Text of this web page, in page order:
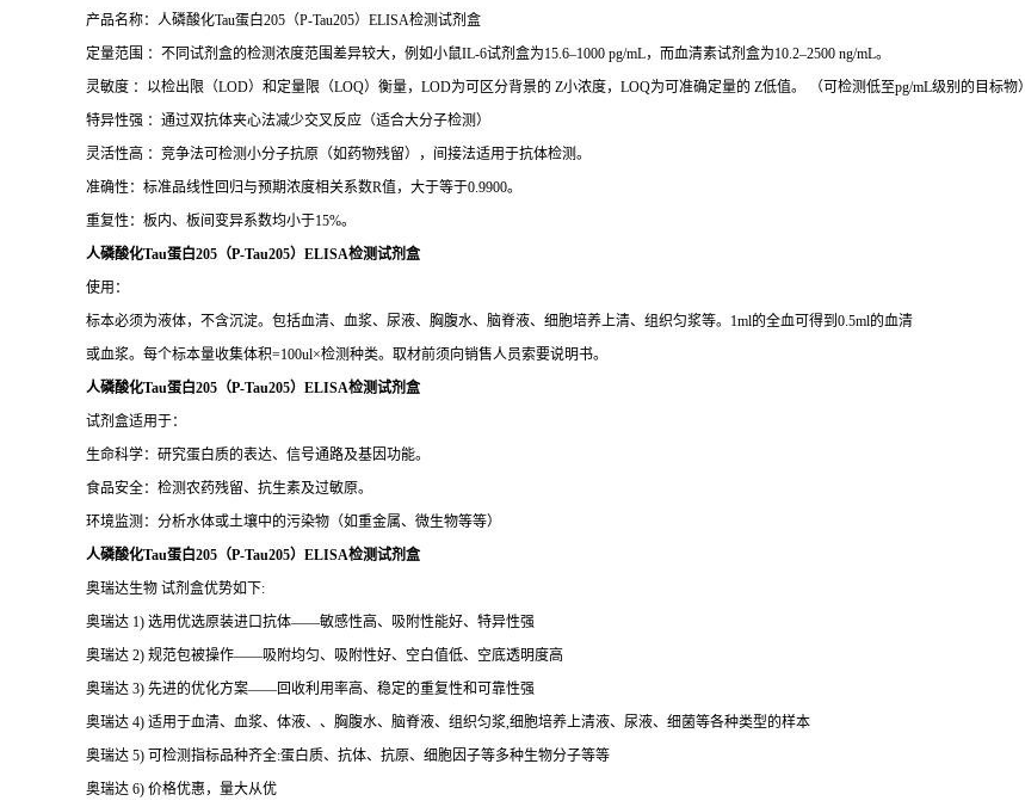
产品名称：人磷酸化Tau蛋白205（P-Tau205）ELISA检测试剂盒
定量范围 ：不同试剂盒的检测浓度范围差异较大，例如小鼠IL-6试剂盒为15.6–1000 pg/mL，而血清素试剂盒为10.2–2500 ng/mL。
灵敏度 ：以检出限（LOD）和定量限（LOQ）衡量，LOD为可区分背景的 Z小浓度，LOQ为可准确定量的 Z低值。 （可检测低至pg/mL级别的目标物）
特异性强 ：通过双抗体夹心法减少交叉反应（适合大分子检测）
灵活性高 ：竞争法可检测小分子抗原（如药物残留），间接法适用于抗体检测。
准确性：标准品线性回归与预期浓度相关系数R值，大于等于0.9900。
重复性：板内、板间变异系数均小于15%。
人磷酸化Tau蛋白205（P-Tau205）ELISA检测试剂盒
使用：
标本必须为液体，不含沉淀。包括血清、血浆、尿液、胸腹水、脑脊液、细胞培养上清、组织匀浆等。1ml的全血可得到0.5ml的血清
或血浆。每个标本量收集体积=100ul×检测种类。取材前须向销售人员索要说明书。
人磷酸化Tau蛋白205（P-Tau205）ELISA检测试剂盒
试剂盒适用于：
生命科学：研究蛋白质的表达、信号通路及基因功能。
食品安全：检测农药残留、抗生素及过敏原。
环境监测：分析水体或土壤中的污染物（如重金属、微生物等等）
人磷酸化Tau蛋白205（P-Tau205）ELISA检测试剂盒
奥瑞达生物 试剂盒优势如下:
奥瑞达 1) 选用优选原装进口抗体——敏感性高、吸附性能好、特异性强
奥瑞达 2) 规范包被操作——吸附均匀、吸附性好、空白值低、空底透明度高
奥瑞达 3) 先进的优化方案——回收利用率高、稳定的重复性和可靠性强
奥瑞达 4) 适用于血清、血浆、体液、、胸腹水、脑脊液、组织匀浆,细胞培养上清液、尿液、细菌等各种类型的样本
奥瑞达 5) 可检测指标品种齐全:蛋白质、抗体、抗原、细胞因子等多种生物分子等等
奥瑞达 6) 价格优惠，量大从优